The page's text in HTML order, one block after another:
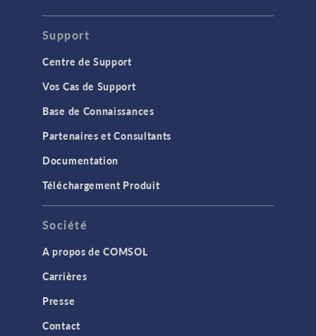
Support
Centre de Support
Vos Cas de Support
Base de Connaissances
Partenaires et Consultants
Documentation
Téléchargement Produit
Société
A propos de COMSOL
Carrières
Presse
Contact